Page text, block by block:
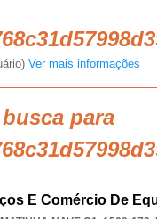
Ver mais informações
para
E Comércio De